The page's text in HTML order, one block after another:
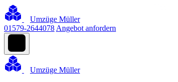
Umzüge Müller
01579-2644078 Angebot anfordern
Umzüge Müller